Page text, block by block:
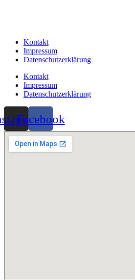
Kontakt
Impressum
Datenschutzerklärung
Kontakt
Impressum
Datenschutzerklärung
Facebook